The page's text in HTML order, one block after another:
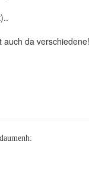
auch da verschiedene!